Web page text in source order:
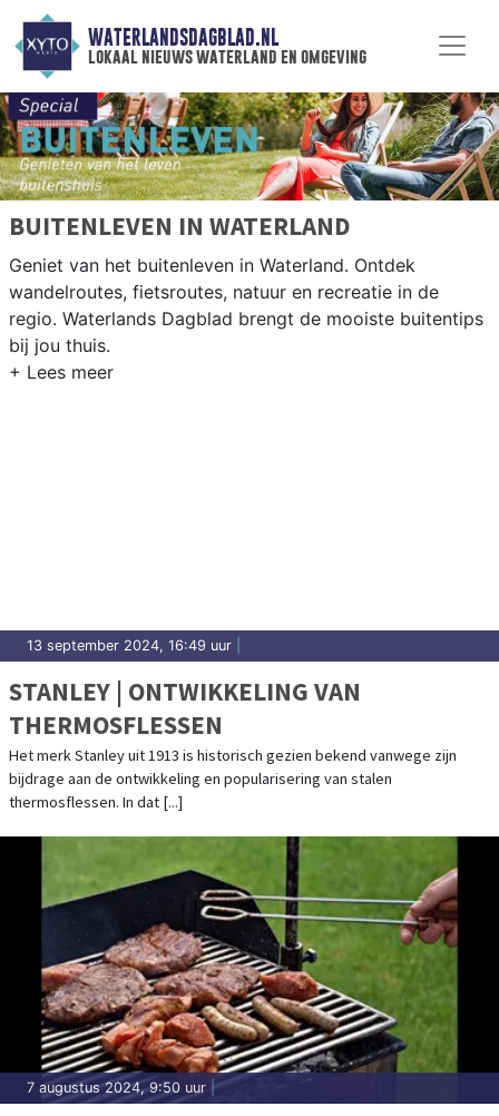
WATERLANDSDAGBLAD.NL
lokaal nieuws waterland en omgeving
BUITENLEVEN IN WATERLAND
Geniet van het buitenleven in Waterland. Ontdek
wandelroutes, fietsroutes, natuur en recreatie in de
regio. Waterlands Dagblad brengt de mooiste buitentips
bij jou thuis.
13 september 2024, 16:49 uur
STANLEY | ONTWIKKELING VAN
THERMOSFLESSEN
Het merk Stanley uit 1913 is historisch gezien bekend vanwege zijn
bijdrage aan de ontwikkeling en popularisering van stalen
thermosflessen. In dat [...]
7 augustus 2024, 9:50 uur |